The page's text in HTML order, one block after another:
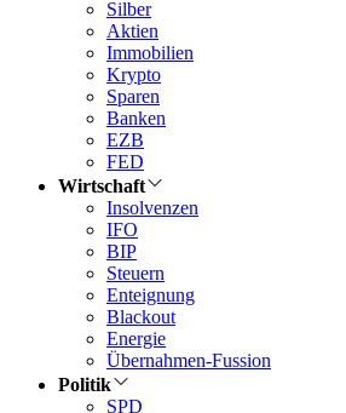
Silber
Aktien
Immobilien
Krypto
Sparen
Banken
EZB
FED
Wirtschaft
Insolvenzen
IFO
BIP
Steuern
Enteignung
Blackout
Energie
Übernahmen-Fussion
Politik
SPD